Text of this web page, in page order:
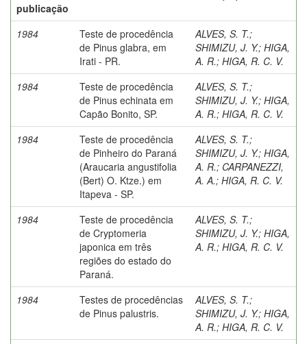
publicação
1984
Teste de procedência
de Pinus glabra, em
Irati - PR.
ALVES, S. T.;
SHIMIZU, J. Y.; HIGA,
A. R.; HIGA, R. C. V.
1984
Teste de procedência
de Pinus echinata em
Capão Bonito, SP.
ALVES, S. T.;
SHIMIZU, J. Y.; HIGA,
A. R.; HIGA, R. C. V.
1984
Teste de procedência
de Pinheiro do Paraná
(Araucaria angustifolia
(Bert) O. Ktze.) em
Itapeva - SP.
ALVES, S. T.;
SHIMIZU, J. Y.; HIGA,
A. R.; CARPANEZZI,
A. A.; HIGA, R. C. V.
1984
Teste de procedência
de Cryptomeria
japonica em três
regiões do estado do
Paraná.
ALVES, S. T.;
SHIMIZU, J. Y.; HIGA,
A. R.; HIGA, R. C. V.
1984
Testes de procedências
de Pinus palustris.
ALVES, S. T.;
SHIMIZU, J. Y.; HIGA,
A. R.; HIGA, R. C. V.